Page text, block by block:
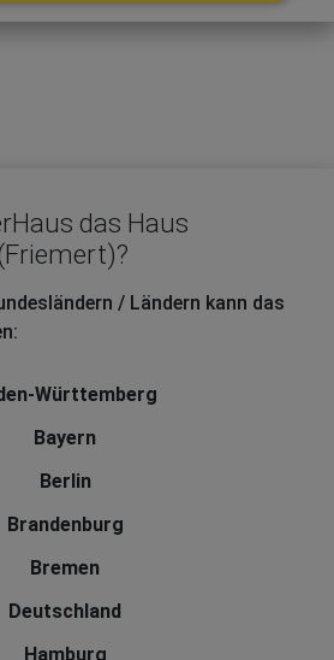
das Haus
/ Ländern kann das
Württemberg
Bayern
Berlin
Brandenburg
Bremen
Deutschland
Hamburg